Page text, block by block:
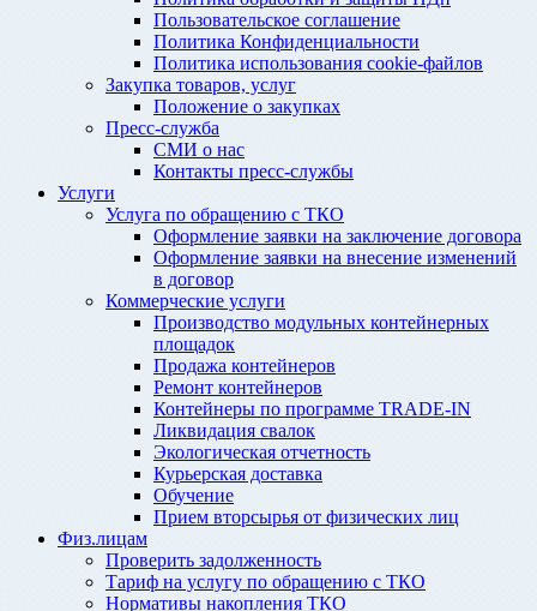
Пользовательское соглашение
Политика Конфиденциальности
Политика использования cookie-файлов
Закупка товаров, услуг
Положение о закупках
Пресс-служба
СМИ о нас
Контакты пресс-службы
Услуги
Услуга по обращению с ТКО
Оформление заявки на заключение договора
Оформление заявки на внесение изменений
в договор
Коммерческие услуги
Производство модульных контейнерных
площадок
Продажа контейнеров
Ремонт контейнеров
Контейнеры по программе TRADE-IN
Ликвидация свалок
Экологическая отчетность
Курьерская доставка
Обучение
Прием вторсырья от физических лиц
Физ.лицам
Проверить задолженность
Тариф на услугу по обращению с ТКО
Нормативы накопления ТКО